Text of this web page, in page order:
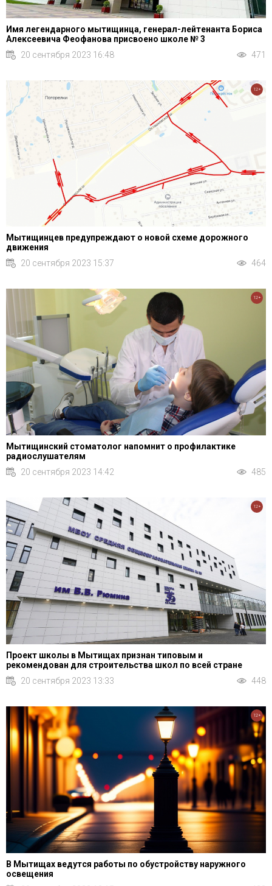
Имя легендарного мытищинца, генерал-лейтенанта Бориса
Алексеевича Феофанова присвоено школе № 3
20 сентября 2023 16:48
471
Мытищинцев предупреждают о новой схеме дорожного
движения
20 сентября 2023 15:37
464
12+
Мытищинский стоматолог напомнит о профилактике
радиослушателям
20 сентября 2023 14:42
485
12+
Проект школы в Мытищах признан типовым и
рекомендован для строительства школ по всей стране
20 сентября 2023 13:33
448
12+
В Мытищах ведутся работы по обустройству наружного
освещения
12+